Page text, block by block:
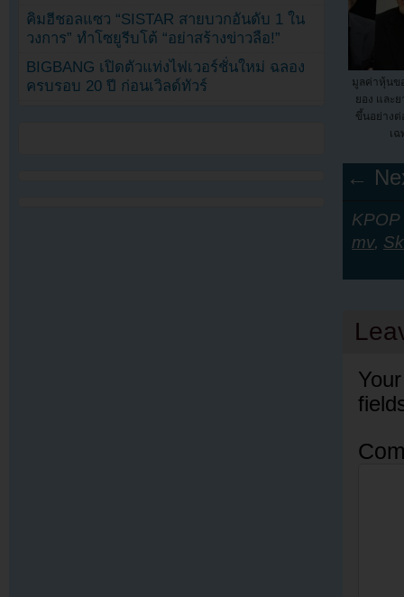
มูลค่าหุ้นข
ยอง และ
ขึ้นอย่างต่
เ
←
mv,
คิมฮีชอลแซว “SISTAR สายบวกอันดับ 1 ใน
วงการ” ทำโซยูรีบโต้ “อย่าสร้างข่าวลือ!”
BIGBANG เปิดตัวแท่งไฟเวอร์ชั่นใหม่ ฉลอง
ครบรอบ 20 ปี ก่อนเวิลด์ทัวร์